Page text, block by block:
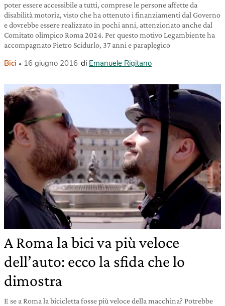
poter essere accessibile a tutti, comprese le persone affette da
disabilità motoria, visto che ha ottenuto i finanziamenti dal Governo
e dovrebbe essere realizzato in pochi anni, attenzionato anche dal
Comitato olimpico Roma 2024. Per questo motivo Legambiente ha
accompagnato Pietro Scidurlo, 37 anni e paraplegico
Bici 16 giugno 2016 di Emanuele Rigitano
A Roma la bici va più veloce
dell’auto: ecco la sfida che lo
dimostra
E se a Roma la bicicletta fosse più veloce della macchina? Potrebbe